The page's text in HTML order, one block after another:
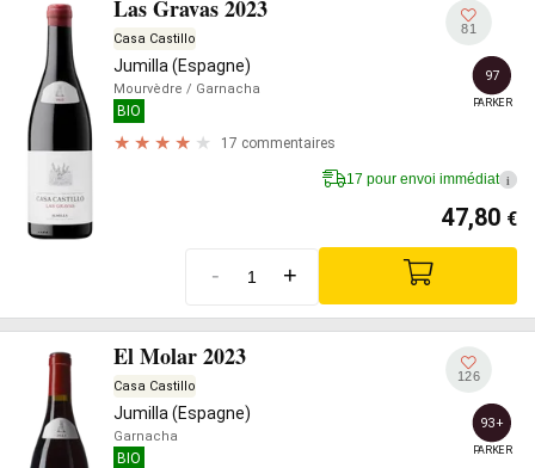
Las Gravas 2023
Casa Castillo
Jumilla (Espagne)
Mourvèdre / Garnacha
BIO
17 commentaires
81
97
PARKER
17 pour envoi immédiat i
47,80 €
- +
El Molar 2023
Casa Castillo
Jumilla (Espagne)
Garnacha
BIO
126
93+
PARKER